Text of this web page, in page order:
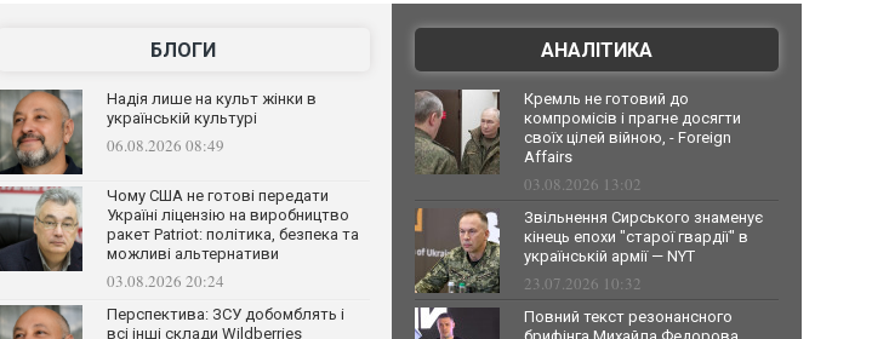
БЛОГИ
Надія лише на культ жінки в
українській культурі
06.08.2026 08:49
Чому США не готові передати
Україні ліцензію на виробництво
ракет Patriot: політика, безпека та
можливі альтернативи
03.08.2026 20:24
Перспектива: ЗСУ добомблять і
всі інші склади Wildberries
АНАЛІТИКА
Кремль не готовий до
компромісів і прагне досягти
своїх цілей війною, - Foreign
Affairs
03.08.2026 13:02
Звільнення Сирського знаменує
кінець епохи "старої гвардії" в
українській армії — NYT
23.07.2026 10:32
Повний текст резонансного